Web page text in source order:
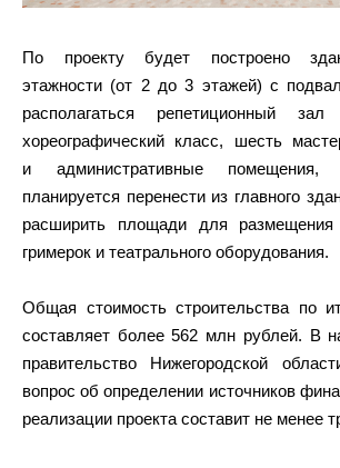
По проекту будет построено
этажности (от 2 до 3 этажей) с
располагаться репетиционный
хореографический класс, шесть
и административные помещения,
планируется перенести из главного
расширить площади для размещения
гримерок и театрального оборудования.
Общая стоимость строительства по
составляет более 562 млн рублей. В
правительство Нижегородской
вопрос об определении источников
реализации проекта составит не менее